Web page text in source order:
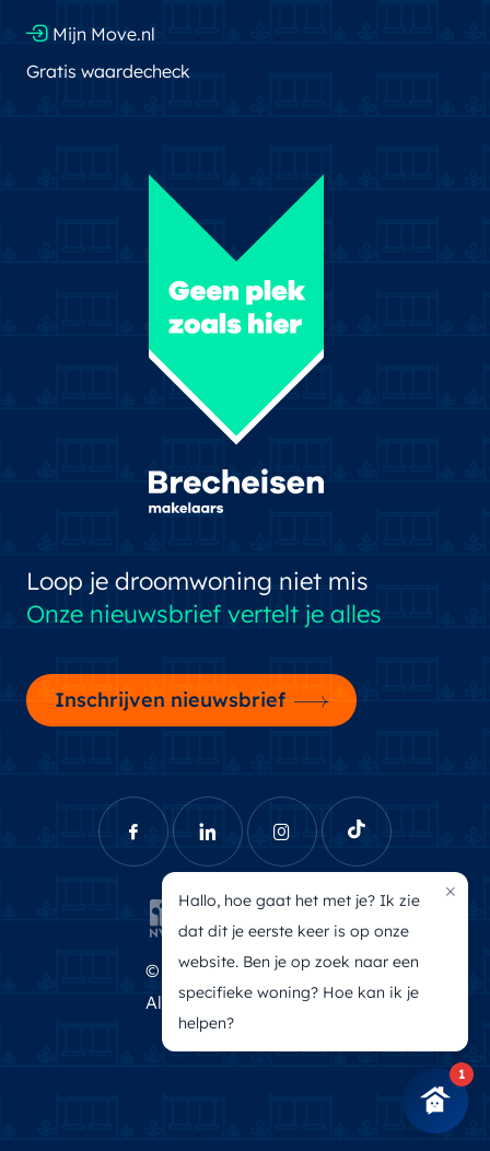
Loop je droomwoning niet mis
Onze nieuwsbrief vertelt je alles
Inschrijven nieuwsbrief
Mijn Move.nl
Gratis waardecheck
© Brecheisen Makelaars
Algemene voorwaarden
Privacyverklaring
1
×
Hallo, hoe gaat het met je? Ik zie
dat dit je eerste keer is op onze
website. Ben je op zoek naar een
specifieke woning? Hoe kan ik je
helpen?